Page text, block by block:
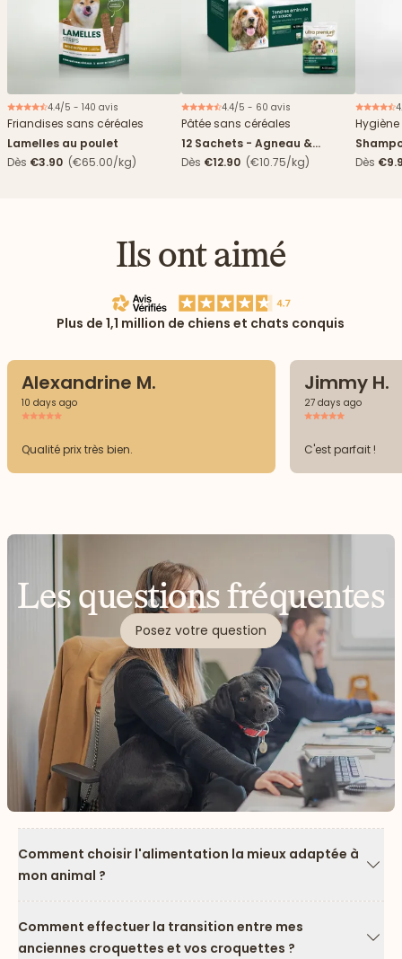
4.4/5 - 140 avis
Friandises sans céréales
Lamelles au poulet
Dès €3.90 (€65.00/kg)
4.4/5 - 60 avis
Pâtée sans céréales
12 Sachets - Agneau &
haricots verts
Dès €12.90 (€10.75/kg)
Dès
Ils ont aimé
Plus de 1,1 million de chiens et chats conquis
Alexandrine M.
10 days ago
Qualité prix très bien.
Jimmy H.
27 days ago
C'est parfait !
Les questions fréquentes
Posez votre question
Comment choisir l'alimentation la mieux adaptée à
mon animal ?
Comment effectuer la transition entre mes
anciennes croquettes et vos croquettes ?